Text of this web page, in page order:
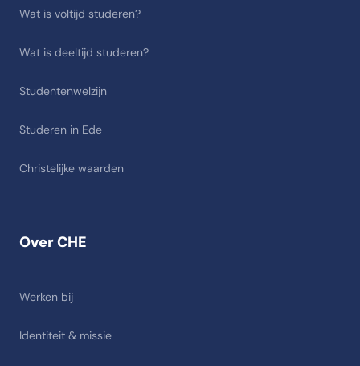
Over CHE
Werken bij
Identiteit & missie
Wat is voltijd studeren?
Wat is deeltijd studeren?
Studentenwelzijn
Studeren in Ede
Christelijke waarden